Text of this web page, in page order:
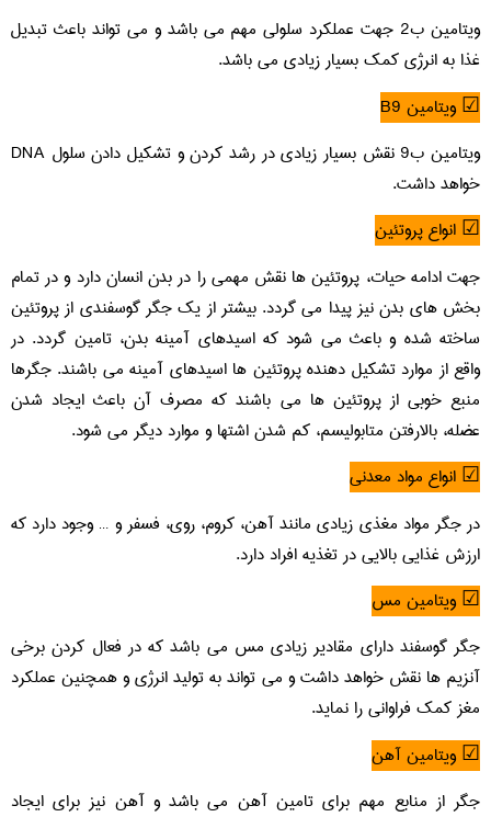
ویتامین ب2 جهت عملکرد سلولی مهم می باشد و می تواند باعث تبدیل
غذا به انرژی کمک بسیار زیادی می باشد.
☑ ویتامین B9
ویتامین ب9 نقش بسیار زیادی در رشد کردن و تشکیل دادن سلول DNA
خواهد داشت.
☑ انواع پروتئین
جهت ادامه حیات، پروتئین ها نقش مهمی را در بدن انسان دارد و در تمام
بخش های بدن نیز پیدا می گردد. بیشتر از یک جگر گوسفندی از پروتئین
ساخته شده و باعث می شود که اسیدهای آمینه بدن، تامین گردد. در
واقع از موارد تشکیل دهنده پروتئین ها اسیدهای آمینه می باشند. جگرها
منبع خوبی از پروتئین ها می باشند که مصرف آن باعث ایجاد شدن
عضله، بالارفتن متابولیسم، کم شدن اشتها و موارد دیگر می شود.
☑ انواع مواد معدنی
در جگر مواد مغذی زیادی مانند آهن، کروم، روی، فسفر و … وجود دارد که
ارزش غذایی بالایی در تغذیه افراد دارد.
☑ ویتامین مس
جگر گوسفند دارای مقادیر زیادی مس می باشد که در فعال کردن برخی
آنزیم ها نقش خواهد داشت و می تواند به تولید انرژی و همچنین عملکرد
مغز کمک فراوانی را نماید.
☑ ویتامین آهن
جگر از منابع مهم برای تامین آهن می باشد و آهن نیز برای ایجاد